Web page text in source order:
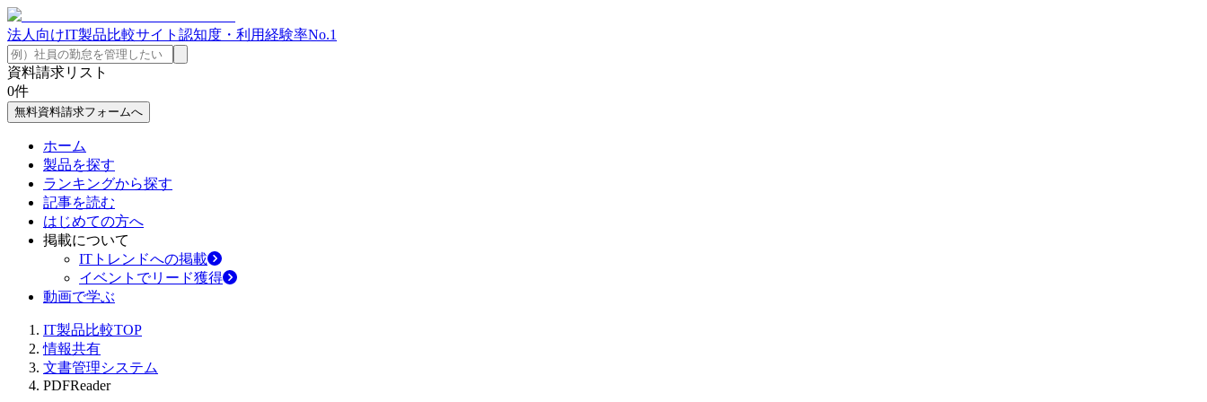
法人向けIT製品比較サイト 認知度・利用経験率No.1
資料請求リスト
0件
無料資料請求フォームへ
ホーム
製品を探す
ランキングから探す
記事を読む
はじめての方へ
掲載について
ITトレンドへの掲載
イベントでリード獲得
動画で学ぶ
IT製品比較TOP
情報共有
文書管理システム
PDFReader